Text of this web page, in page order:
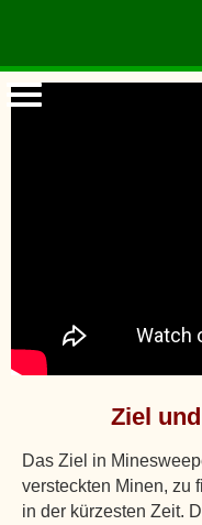
Wie man
Ziel
Das Ziel in
versteckten Minen, zu
in der kürzesten Zeit.